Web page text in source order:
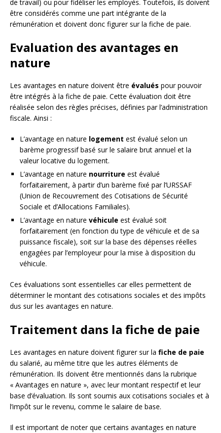
de travail) ou pour fidéliser les employés. Toutefois, ils doivent
être considérés comme une part intégrante de la
rémunération et doivent donc figurer sur la fiche de paie.
Evaluation des avantages en
nature
Les avantages en nature doivent être évalués pour pouvoir
être intégrés à la fiche de paie. Cette évaluation doit être
réalisée selon des règles précises, définies par l’administration
fiscale. Ainsi :
L’avantage en nature logement est évalué selon un
barème progressif basé sur le salaire brut annuel et la
valeur locative du logement.
L’avantage en nature nourriture est évalué
forfaitairement, à partir d’un barème fixé par l’URSSAF
(Union de Recouvrement des Cotisations de Sécurité
Sociale et d’Allocations Familiales).
L’avantage en nature véhicule est évalué soit
forfaitairement (en fonction du type de véhicule et de sa
puissance fiscale), soit sur la base des dépenses réelles
engagées par l’employeur pour la mise à disposition du
véhicule.
Ces évaluations sont essentielles car elles permettent de
déterminer le montant des cotisations sociales et des impôts
dus sur les avantages en nature.
Traitement dans la fiche de paie
Les avantages en nature doivent figurer sur la fiche de paie
du salarié, au même titre que les autres éléments de
rémunération. Ils doivent être mentionnés dans la rubrique
« Avantages en nature », avec leur montant respectif et leur
base d’évaluation. Ils sont soumis aux cotisations sociales et à
l’impôt sur le revenu, comme le salaire de base.
Il est important de noter que certains avantages en nature